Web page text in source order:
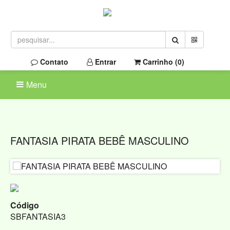
Contato Entrar Carrinho (0)
Menu
FANTASIA PIRATA BEBÊ MASCULINO
Código
SBFANTASIA3